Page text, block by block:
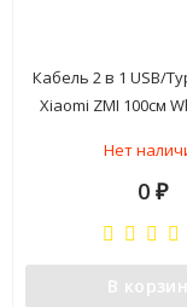
Кабель 2 в 1 USB/
Xiaomi ZMI 100см
Нет
0₽
В